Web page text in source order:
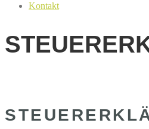
Kontakt